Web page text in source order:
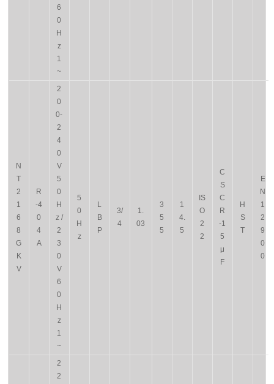
6
0
H
z
1
~
N
T
2
1
6
8
G
K
V
R
-4
0
4
A
2
0
0-
2
4
0
V
5
0
H
z /
2
3
0
V
6
0
H
z
1
~
5
0
H
z
L
B
P
3/
4
1.
03
3
5
5
1
4.
5
IS
O
2
2
C
S
C
R
-1
5
μ
F
H
S
T
E
N
1
2
9
0
0
2
2